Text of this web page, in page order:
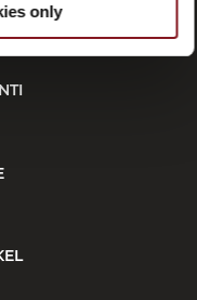
only